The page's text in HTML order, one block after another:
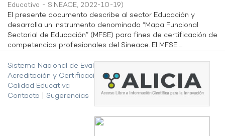
Educativa - SINEACE, 2022-10-19)
El presente documento describe al sector Educación y
desarrolla un instrumento denominado “Mapa Funcional
Sectorial de Educación” (MFSE) para fines de certificación de
competencias profesionales del Sineace. El MFSE ...
Sistema Nacional de Evaluación,
Acreditación y Certificación de la
Calidad Educativa
Contacto
Sugerencias